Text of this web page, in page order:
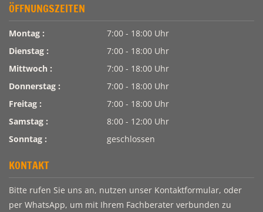
ÖFFNUNGSZEITEN
Montag :
7:00 - 18:00 Uhr
Dienstag :
7:00 - 18:00 Uhr
Mittwoch :
7:00 - 18:00 Uhr
Donnerstag :
7:00 - 18:00 Uhr
Freitag :
7:00 - 18:00 Uhr
Samstag :
8:00 - 12:00 Uhr
Sonntag :
geschlossen
KONTAKT
Bitte rufen Sie uns an, nutzen unser Kontaktformular, oder
per WhatsApp, um mit Ihrem Fachberater verbunden zu